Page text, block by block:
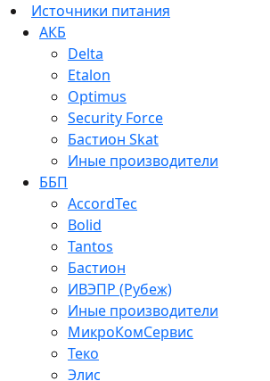
Источники питания
АКБ
Delta
Etalon
Optimus
Security Force
Бастион Skat
Иные производители
ББП
AccordTec
Bolid
Tantos
Бастион
ИВЭПР (Рубеж)
Иные производители
МикроКомСервис
Теко
Элис